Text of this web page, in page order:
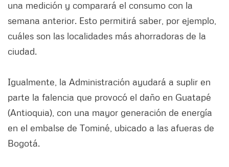
una medición y comparará el consumo con la
semana anterior. Esto permitirá saber, por ejemplo,
cuáles son las localidades más ahorradoras de la
ciudad.
Igualmente, la Administración ayudará a suplir en
parte la falencia que provocó el daño en Guatapé
(Antioquia), con una mayor generación de energía
en el embalse de Tominé, ubicado a las afueras de
Bogotá.